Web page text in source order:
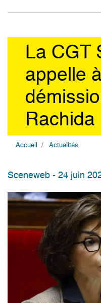
La CGT
appelle
Rachida
Accueil Actualités
Sceneweb - 24 juin